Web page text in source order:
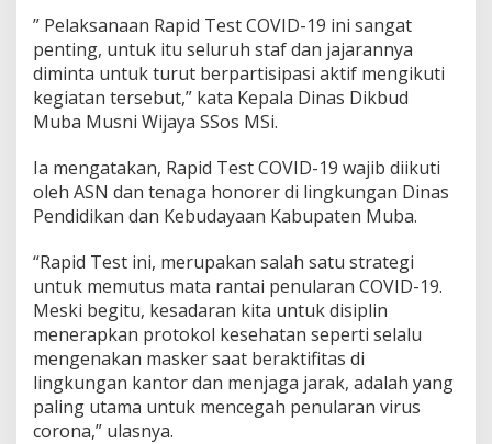
O
V
I
D
-
1
D
i
k
u
d
M
u
b
a
R
a
” Pelaksanaan Rapid Test COVID-19 ini sangat
penting, untuk itu seluruh staf dan jajarannya
diminta untuk turut berpartisipasi aktif mengikuti
kegiatan tersebut,” kata Kepala Dinas Dikbud
Muba Musni Wijaya SSos MSi.
Ia mengatakan, Rapid Test COVID-19 wajib diikuti
oleh ASN dan tenaga honorer di lingkungan Dinas
Pendidikan dan Kebudayaan Kabupaten Muba.
“Rapid Test ini, merupakan salah satu strategi
untuk memutus mata rantai penularan COVID-19.
Meski begitu, kesadaran kita untuk disiplin
menerapkan protokol kesehatan seperti selalu
mengenakan masker saat beraktifitas di
lingkungan kantor dan menjaga jarak, adalah yang
paling utama untuk mencegah penularan virus
corona,” ulasnya.